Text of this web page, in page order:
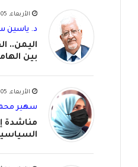
الأربعاء, 05 أغسطس 2026
د. ياسين
اليمن..
بين
الأربعاء, 05 أغسطس 2026
سهير
مناشدة